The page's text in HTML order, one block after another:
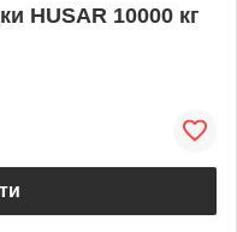
HUSAR 10000 кг